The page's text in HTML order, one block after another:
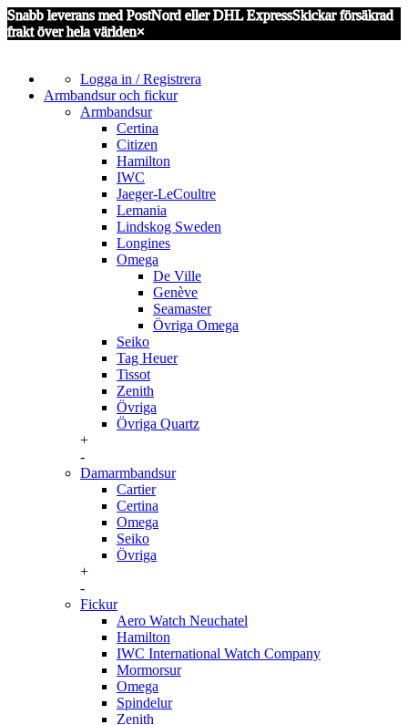
Snabb leverans med PostNord eller DHL ExpressSkickar försäkrad
frakt över hela världen×
Logga in / Registrera
Armbandsur och fickur
Armbandsur
Certina
Citizen
Hamilton
IWC
Jaeger-LeCoultre
Lemania
Lindskog Sweden
Longines
Omega
De Ville
Genève
Seamaster
Övriga Omega
Seiko
Tag Heuer
Tissot
Zenith
Övriga
Övriga Quartz
+
-
Damarmbandsur
Cartier
Certina
Omega
Seiko
Övriga
+
-
Fickur
Aero Watch Neuchatel
Hamilton
IWC International Watch Company
Mormorsur
Omega
Spindelur
Zenith